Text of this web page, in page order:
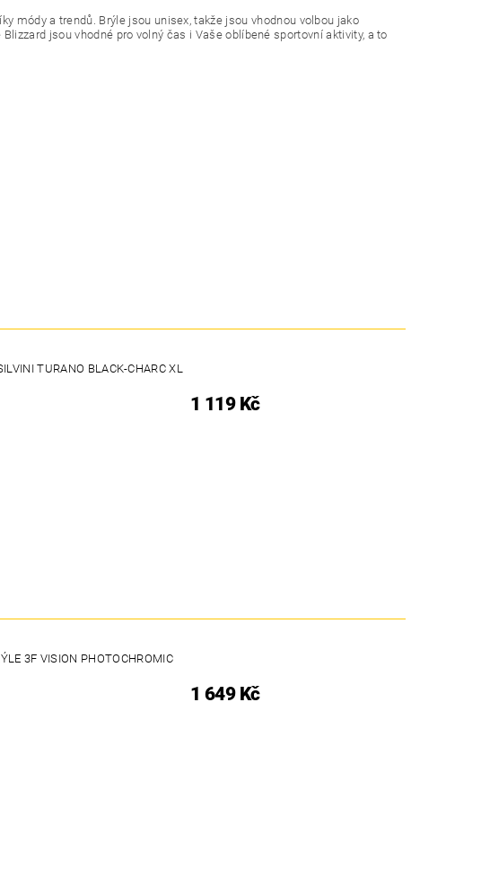
módy a trendů. Brýle jsou unisex, takže jsou vhodnou volbou jako
jsou vhodné pro volný čas i Vaše oblíbené sportovní aktivity, a to
TURANO BLACK-CHARC XL
1 119 Kč
3F VISION PHOTOCHROMIC
1 649 Kč